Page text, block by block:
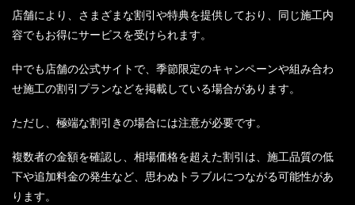
店舗により、さまざまな割引や特典を提供しており、同じ施工内
容でもお得にサービスを受けられます。
中でも店舗の公式サイトで、季節限定のキャンペーンや組み合わ
せ施工の割引プランなどを掲載している場合があります。
ただし、極端な割引きの場合には注意が必要です。
複数者の金額を確認し、相場価格を超えた割引は、施工品質の低
下や追加料金の発生など、思わぬトラブルにつながる可能性があ
ります。